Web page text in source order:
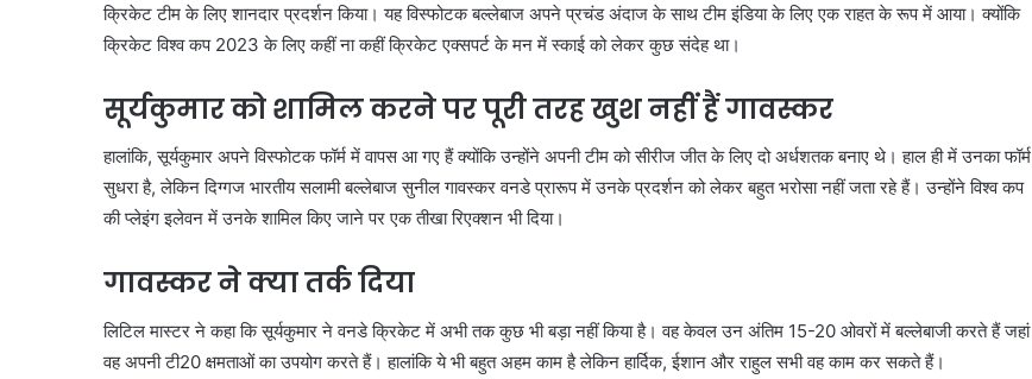
क्रिकेट टीम के लिए शानदार प्रदर्शन किया। यह विस्फोटक बल्लेबाज अपने प्रचंड अंदाज के साथ टीम इंडिया के लिए एक राहत के रूप में आया। क्योंकि
क्रिकेट विश्व कप 2023 के लिए कहीं ना कहीं क्रिकेट एक्सपर्ट के मन में स्काई को लेकर कुछ संदेह था।
सूर्यकुमार को शामिल करने पर पूरी तरह खुश नहीं हैं गावस्कर
हालांकि, सूर्यकुमार अपने विस्फोटक फॉर्म में वापस आ गए हैं क्योंकि उन्होंने अपनी टीम को सीरीज जीत के लिए दो अर्धशतक बनाए थे। हाल ही में उनका फॉर्म
सुधरा है, लेकिन दिग्गज भारतीय सलामी बल्लेबाज सुनील गावस्कर वनडे प्रारूप में उनके प्रदर्शन को लेकर बहुत भरोसा नहीं जता रहे हैं। उन्होंने विश्व कप
की प्लेइंग इलेवन में उनके शामिल किए जाने पर एक तीखा रिएक्शन भी दिया।
गावस्कर ने क्या तर्क दिया
लिटिल मास्टर ने कहा कि सूर्यकुमार ने वनडे क्रिकेट में अभी तक कुछ भी बड़ा नहीं किया है। वह केवल उन अंतिम 15-20 ओवरों में बल्लेबाजी करते हैं जहां
वह अपनी टी20 क्षमताओं का उपयोग करते हैं। हालांकि ये भी बहुत अहम काम है लेकिन हार्दिक, ईशान और राहुल सभी वह काम कर सकते हैं।